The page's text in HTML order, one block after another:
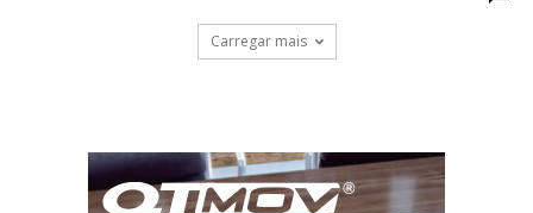
Carregar mais